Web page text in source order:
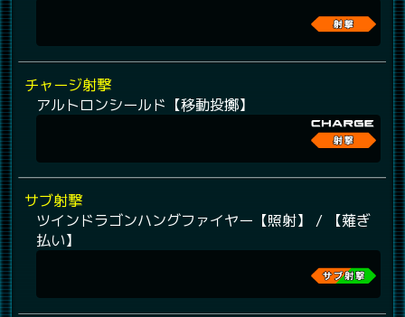
チャージ射撃
アルトロンシールド【移動投擲】
サブ射撃
ツインドラゴンハングファイヤー【照射】 / 【薙ぎ
払い】